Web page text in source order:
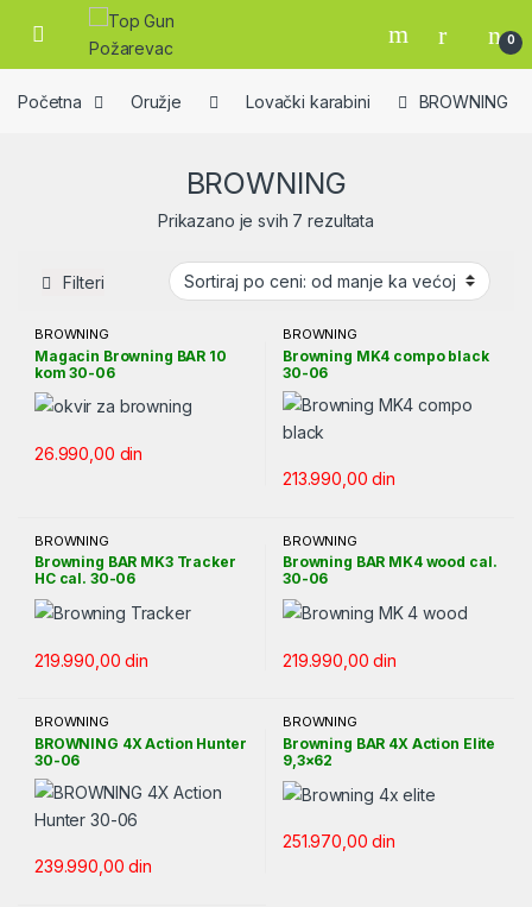
Skip to navigation
Skip to content
Open 0
Početna Oružje Lovački karabini BROWNING
BROWNING
Prikazano je svih 7 rezultataSortirano po ceni:
Filteri
BROWNING
Magacin Browning BAR 10
kom 30-06
26.990,00 din
BROWNING
Browning MK4 compo black
30-06
213.990,00din
BROWNING
Browning BAR MK3 Tracker
HC cal. 30-06
219.990,00din
BROWNING
Browning BAR MK4 wood cal.
30-06
219.990,00din
BROWNING
BROWNING 4X Action Hunter
30-06
239.990,00din
BROWNING
Browning BAR 4X Action Elite
9,3×62
251.970,00din